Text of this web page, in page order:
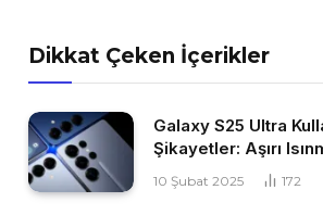
Dikkat Çeken İçerikler
Galaxy S25 Ultra
Şikayetler: Aşırı
10 Şubat 2025 172